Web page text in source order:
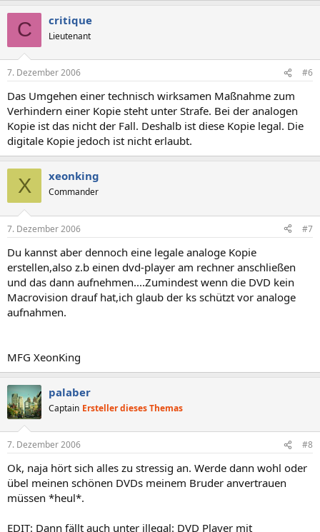
C critique
Lieutenant
7. Dezember 2006 #6
Das Umgehen einer technisch wirksamen Maßnahme zum
Verhindern einer Kopie steht unter Strafe. Bei der analogen
Kopie ist das nicht der Fall. Deshalb ist diese Kopie legal. Die
digitale Kopie jedoch ist nicht erlaubt.
X xeonking
Commander
7. Dezember 2006 #7
Du kannst aber dennoch eine legale analoge Kopie
erstellen,also z.b einen dvd-player am rechner anschließen
und das dann aufnehmen....Zumindest wenn die DVD kein
Macrovision drauf hat,ich glaub der ks schützt vor analoge
aufnahmen.
MFG XeonKing
palaber
Captain Ersteller dieses Themas
7. Dezember 2006 #8
Ok, naja hört sich alles zu stressig an. Werde dann wohl oder
übel meinen schönen DVDs meinem Bruder anvertrauen
müssen *heul*.
EDIT: Dann fällt auch unter illegal: DVD Player mit